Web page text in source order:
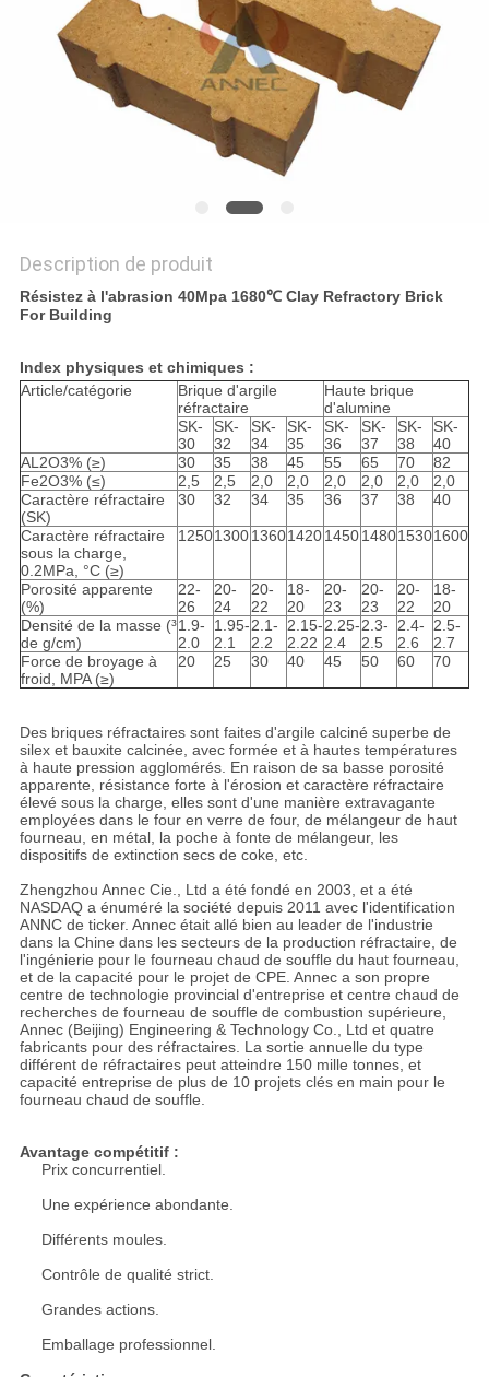
PLAN
CONFIDENTIALITÉ
Description de produit
Résistez à l'abrasion 40Mpa 1680℃ Clay Refractory Brick
For Building
Index physiques et chimiques :
Article/catégorie
Brique d'argile
réfractaire
Haute brique
d'alumine
SK-
30
SK-
32
SK-
34
SK-
35
SK-
36
SK-
37
SK-
38
SK-
40
AL2O3% (≥)
30 35 38 45 55 65 70
82
Fe2O3% (≤)
2,5 2,5 2,0 2,0 2,0 2,0 2,0
2,0
Caractère réfractaire
(SK)
30 32 34 35 36 37 38 40
Caractère réfractaire
sous la charge,
0.2MPa, °C (≥)
12501300136014201450148015301600
Porosité apparente
(%)
22-
26
20-
24
20-
22
18-
20
20-
23
20-
23
20-
22
18-
20
Densité de la masse (³
de g/cm)
1.9-
2.0
1.95-
2.1
2.1-
2.2
2.15-
2.22
2.25-
2.4
2.3-
2.5
2.4-
2.6
2.5-
2.7
Force de broyage à
froid, MPA (≥)
20 25 30 40 45 50 60 70
Des briques réfractaires sont faites d'argile calciné superbe de
silex et bauxite calcinée, avec formée et à hautes températures
à haute pression agglomérés. En raison de sa basse porosité
apparente, résistance forte à l'érosion et caractère réfractaire
élevé sous la charge, elles sont d'une manière extravagante
employées dans le four en verre de four, de mélangeur de haut
fourneau, en métal, la poche à fonte de mélangeur, les
dispositifs de extinction secs de coke, etc.
Zhengzhou Annec Cie., Ltd a été fondé en 2003, et a été
NASDAQ a énuméré la société depuis 2011 avec l'identification
ANNC de ticker. Annec était allé bien au leader de l'industrie
dans la Chine dans les secteurs de la production réfractaire, de
l'ingénierie pour le fourneau chaud de souffle du haut fourneau,
et de la capacité pour le projet de CPE. Annec a son propre
centre de technologie provincial d'entreprise et centre chaud de
recherches de fourneau de souffle de combustion supérieure,
Annec (Beijing) Engineering & Technology Co., Ltd et quatre
fabricants pour des réfractaires. La sortie annuelle du type
différent de réfractaires peut atteindre 150 mille tonnes, et
capacité entreprise de plus de 10 projets clés en main pour le
fourneau chaud de souffle.
Avantage compétitif :
Prix concurrentiel.
Une expérience abondante.
Différents moules.
Contrôle de qualité strict.
Grandes actions.
Emballage professionnel.